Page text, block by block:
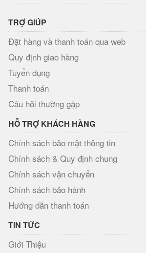
TRỢ GIÚP
Đặt hàng và thanh toán qua web
Quy định giao hàng
Tuyển dụng
Thanh toán
Câu hỏi thường gặp
HỖ TRỢ KHÁCH HÀNG
Chính sách bảo mật thông tin
Chính sách & Quy định chung
Chính sách vận chuyển
Chính sách bảo hành
Hướng dẫn thanh toán
TIN TỨC
Giới Thiệu